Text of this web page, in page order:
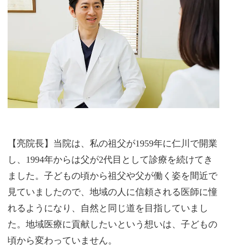
【亮院長】当院は、私の祖父が1959年に仁川で開業
し、1994年からは父が2代目として診療を続けてき
ました。子どもの頃から祖父や父が働く姿を間近で
見ていましたので、地域の人に信頼される医師に憧
れるようになり、自然と同じ道を目指していまし
た。地域医療に貢献したいという想いは、子どもの
頃から変わっていません。